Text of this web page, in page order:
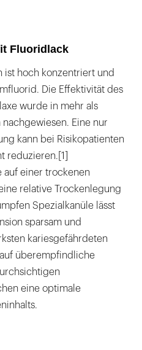
Fluoridlack
ist hoch konzentriert und
Die Effektivität des
wurde in mehr als
Eine nur
kann bei Risikopatienten
reduzieren.[1]
auf einer trockenen
relative Trockenlegung
Spezialkanüle lässt
sparsam und
kariesgefährdeten
überempfindliche
eine optimale